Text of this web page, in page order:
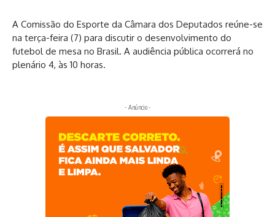
A Comissão do Esporte da Câmara dos Deputados reúne-se
na terça-feira (7) para discutir o desenvolvimento do
futebol de mesa no Brasil. A audiência pública ocorrerá no
plenário 4, às 10 horas.
- Anúncio -